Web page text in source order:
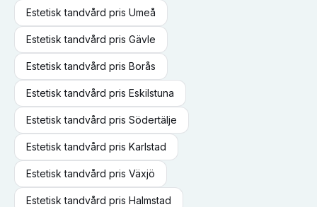
Estetisk tandvård pris Umeå
Estetisk tandvård pris Gävle
Estetisk tandvård pris Borås
Estetisk tandvård pris Eskilstuna
Estetisk tandvård pris Södertälje
Estetisk tandvård pris Karlstad
Estetisk tandvård pris Växjö
Estetisk tandvård pris Halmstad